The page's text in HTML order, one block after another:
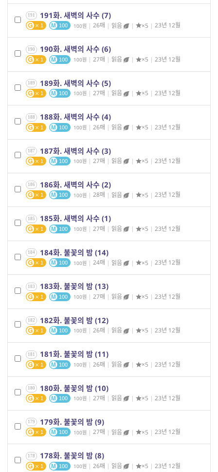
191 191화. 새벽의 사수 (7)
1 100 100 | 26매 | 읽음 | ×5 | 23년 12월
190 190화. 새벽의 사수 (6)
1 100 100 | 27매 | 읽음 | ×5 | 23년 12월
189 189화. 새벽의 사수 (5)
1 100 100 | 27매 | 읽음 | ×5 | 23년 12월
188 188화. 새벽의 사수 (4)
1 100 100 | 26매 | 읽음 | ×5 | 23년 12월
187 187화. 새벽의 사수 (3)
1 100 100 | 27매 | 읽음 | ×5 | 23년 12월
186 186화. 새벽의 사수 (2)
1 100 100 | 28매 | 읽음 | ×5 | 23년 12월
185 185화. 새벽의 사수 (1)
1 100 100 | 27매 | 읽음 | ×5 | 23년 12월
184 184화. 불꽃의 밤 (14)
1 100 100 | 24매 | 읽음 | ×5 | 23년 12월
183 183화. 불꽃의 밤 (13)
1 100 100 | 27매 | 읽음 | ×5 | 23년 12월
182 182화. 불꽃의 밤 (12)
1 100 100 | 26매 | 읽음 | ×5 | 23년 12월
181 181화. 불꽃의 밤 (11)
1 100 100 | 26매 | 읽음 | ×5 | 23년 12월
180 180화. 불꽃의 밤 (10)
1 100 100 | 27매 | 읽음 | ×5 | 23년 12월
179 179화. 불꽃의 밤 (9)
1 100 100 | 27매 | 읽음 | ×5 | 23년 12월
178 178화. 불꽃의 밤 (8)
1 100 100 | 26매 | 읽음 | ×5 | 23년 12월